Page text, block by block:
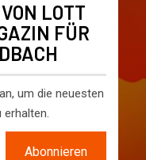
LOTT
FÜR
um die neuesten
erhalten.
Abonnieren